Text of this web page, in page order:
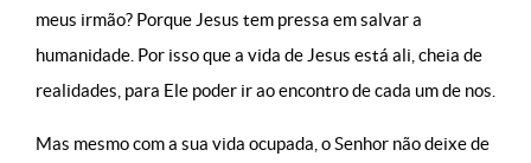
meus irmão? Porque Jesus tem pressa em salvar a
humanidade. Por isso que a vida de Jesus está ali, cheia de
realidades, para Ele poder ir ao encontro de cada um de nos.
Mas mesmo com a sua vida ocupada, o Senhor não deixe de